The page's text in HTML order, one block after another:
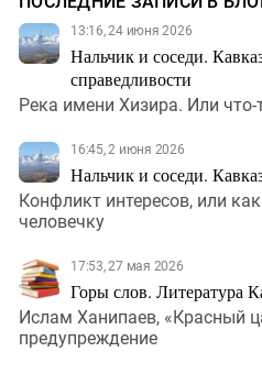
13:16, 24 июня 2026
Нальчик и соседи.
справедливости
Река имени Хизира. Или что-
16:45, 2 июня 2026
Нальчик и соседи.
Конфликт интересов, или
человечку
17:53, 27 мая 2026
Горы слов. Литература
Ислам Ханипаев, «Красный
предупреждение